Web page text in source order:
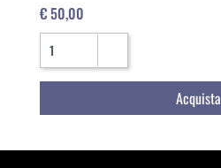
€ 50,00
Quantità
Acquista